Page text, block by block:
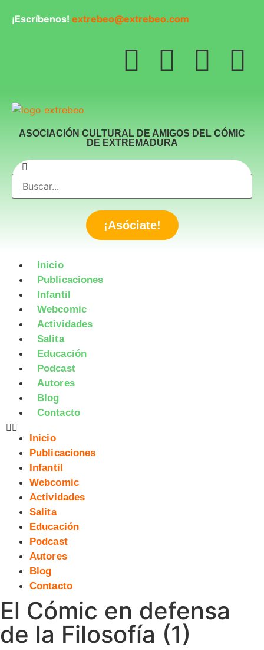
¡Escríbenos! extrebeo@extrebeo.com
ASOCIACIÓN CULTURAL DE AMIGOS DEL CÓMIC
DE EXTREMADURA
¡Asóciate!
Inicio
Publicaciones
Infantil
Webcomic
Actividades
Salita
Educación
Podcast
Autores
Blog
Contacto
Inicio
Publicaciones
Infantil
Webcomic
Actividades
Salita
Educación
Podcast
Autores
Blog
Contacto
El Cómic en defensa
de la Filosofía (1)